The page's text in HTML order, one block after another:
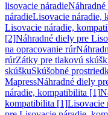
lisovacie náradie
náradieLisovacie náradie,
Lisovacie náradie,
[2]Náhradné diely pre
na opracovanie rúr
rúrZátky pre tlakovú
skúškuSkúšobné
MapressNáhradné diely
náradie, kompatibilita [1]
kompatibilita [1]Lisovacie